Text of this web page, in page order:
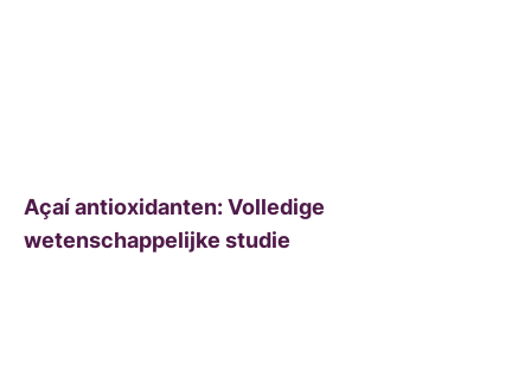
Açaí antioxidanten: Volledige
wetenschappelijke studie